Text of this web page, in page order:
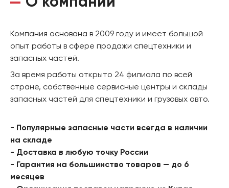
Компания основана в 2009 году и имеет большой
опыт работы в сфере продажи спецтехники и
запасных частей.
За время работы открыто 24 филиала по всей
стране, собственные сервисные центры и склады
запасных частей для спецтехники и грузовых авто.
- Популярные запасные части всегда в наличии
на складе
- Доставка в любую точку России
- Гарантия на большинство товаров — до 6
месяцев